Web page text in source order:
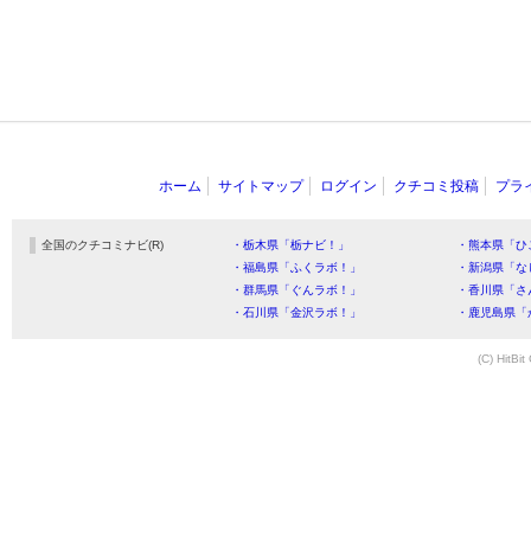
ホーム サイトマップ ログイン クチコミ投稿 プラ
全国のクチコミナビ(R) ・栃木県「栃ナビ！」
・熊本県「
・福島県「ふくラボ！」
・新潟県「
・群馬県「ぐんラボ！」
・香川県「
・石川県「金沢ラボ！」
・鹿児島県
(C) HitBit